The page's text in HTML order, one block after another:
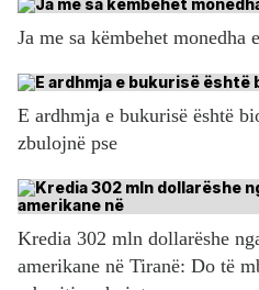
Ja me sa këmbehet monedha
E ardhmja e bukurisë është
zbulojnë pse
Kredia 302 mln dollarëshe
amerikane në Tiranë: Do të